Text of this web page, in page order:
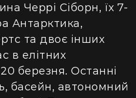
Черрі Сіборн, їх 7-
Антарктика,
та двоє інших
в елітних
березня. Останні
басейн, автономний